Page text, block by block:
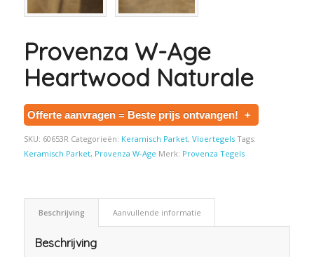
Provenza W-Age
Heartwood Naturale
Offerte aanvragen = Beste prijs ontvangen! +
SKU: 60653R Categorieën: Keramisch Parket, Vloertegels Tags:
Keramisch Parket, Provenza W-Age Merk: Provenza Tegels
Beschrijving Aanvullende informatie
Beschrijving